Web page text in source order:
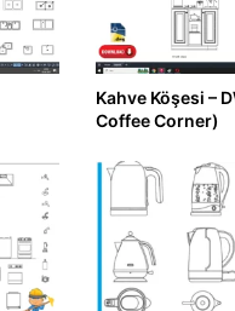
Kahve Köşesi –
Coffee Corner)